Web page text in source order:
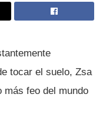
tocar el suelo, Zsa
feo del mundo